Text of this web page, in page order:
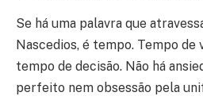
Se há uma palavra que
Nascedios, é tempo. Tempo de
tempo de decisão. Não há
perfeito nem obsessão pela